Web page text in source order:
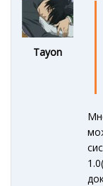
Tayon